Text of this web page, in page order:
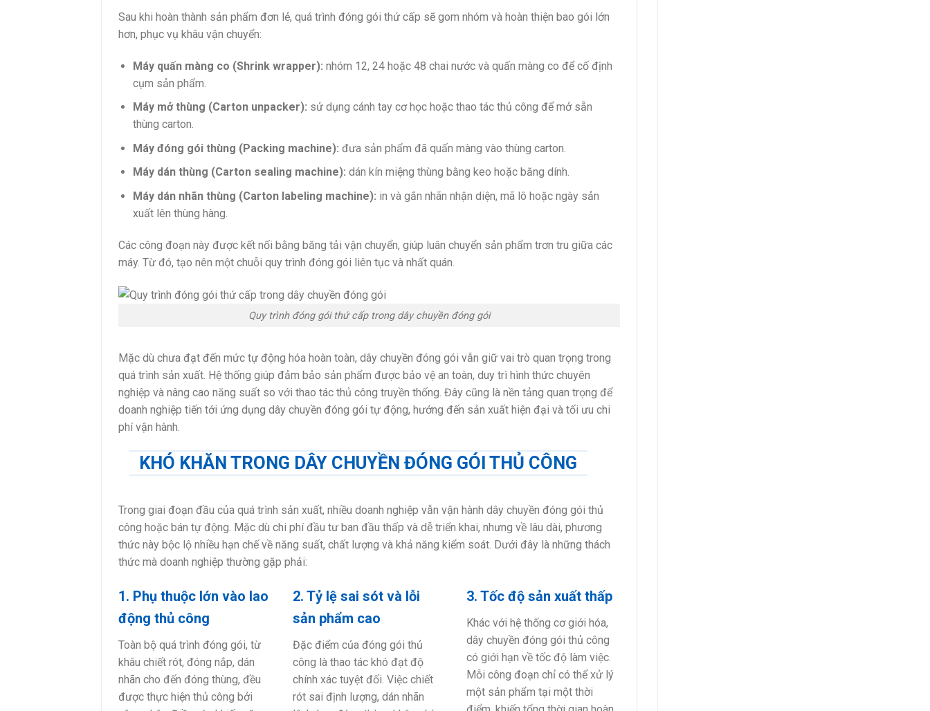
Sau khi hoàn thành sản phẩm đơn lẻ, quá trình đóng gói thứ cấp sẽ gom nhóm và hoàn thiện bao gói lớn
hơn, phục vụ khâu vận chuyển:
Máy quấn màng co (Shrink wrapper): nhóm 12, 24 hoặc 48 chai nước và quấn màng co để cố định
cụm sản phẩm.
Máy mở thùng (Carton unpacker): sử dụng cánh tay cơ học hoặc thao tác thủ công để mở sẵn
thùng carton.
Máy đóng gói thùng (Packing machine): đưa sản phẩm đã quấn màng vào thùng carton.
Máy dán thùng (Carton sealing machine): dán kín miệng thùng bằng keo hoặc băng dính.
Máy dán nhãn thùng (Carton labeling machine): in và gắn nhãn nhận diện, mã lô hoặc ngày sản
xuất lên thùng hàng.
Các công đoạn này được kết nối bằng băng tải vận chuyển, giúp luân chuyển sản phẩm trơn tru giữa các
máy. Từ đó, tạo nên một chuỗi quy trình đóng gói liên tục và nhất quán.
Quy trình đóng gói thứ cấp trong dây chuyền đóng gói
Mặc dù chưa đạt đến mức tự động hóa hoàn toàn, dây chuyền đóng gói vẫn giữ vai trò quan trọng trong
quá trình sản xuất. Hệ thống giúp đảm bảo sản phẩm được bảo vệ an toàn, duy trì hình thức chuyên
nghiệp và nâng cao năng suất so với thao tác thủ công truyền thống. Đây cũng là nền tảng quan trọng để
doanh nghiệp tiến tới ứng dụng dây chuyền đóng gói tự động, hướng đến sản xuất hiện đại và tối ưu chi
phí vận hành.
KHÓ KHĂN TRONG DÂY CHUYỀN ĐÓNG GÓI THỦ CÔNG
Trong giai đoạn đầu của quá trình sản xuất, nhiều doanh nghiệp vẫn vận hành dây chuyền đóng gói thủ
công hoặc bán tự động. Mặc dù chi phí đầu tư ban đầu thấp và dễ triển khai, nhưng về lâu dài, phương
thức này bộc lộ nhiều hạn chế về năng suất, chất lượng và khả năng kiểm soát. Dưới đây là những thách
thức mà doanh nghiệp thường gặp phải:
1. Phụ thuộc lớn vào lao
động thủ công
Toàn bộ quá trình đóng gói, từ
khâu chiết rót, đóng nắp, dán
nhãn cho đến đóng thùng, đều
được thực hiện thủ công bởi
2. Tỷ lệ sai sót và lỗi
sản phẩm cao
Đặc điểm của đóng gói thủ
công là thao tác khó đạt độ
chính xác tuyệt đối. Việc chiết
rót sai định lượng, dán nhãn
3. Tốc độ sản xuất thấp
Khác với hệ thống cơ giới hóa,
dây chuyền đóng gói thủ công
có giới hạn về tốc độ làm việc.
Mỗi công đoạn chỉ có thể xử lý
một sản phẩm tại một thời